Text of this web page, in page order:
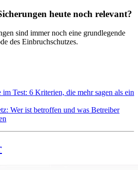
heute noch relevant?
sind immer noch eine grundlegende
des Einbruchschutzes.
Test: 6 Kriterien, die mehr sagen als ein
Wer ist betroffen und was Betreiber